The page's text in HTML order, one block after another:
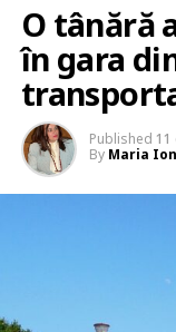
O tânără
în gara
Published 11
By Maria